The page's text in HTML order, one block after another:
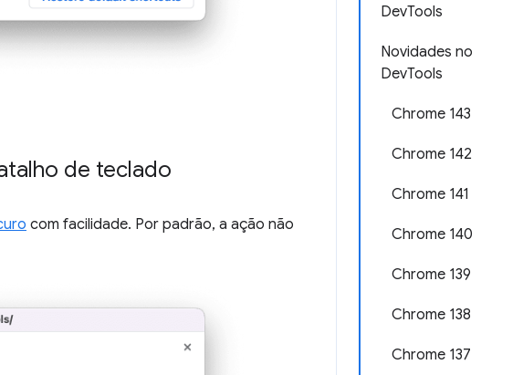
DevTools
Novidades no
DevTools
Chrome 143
Chrome 142
Chrome 141
Chrome 140
Chrome 139
Chrome 138
Chrome 137
de teclado
com facilidade. Por padrão, a ação não